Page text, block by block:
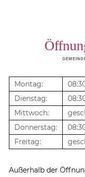
Montag:
Dienstag:
Mittwoch:
Donnerstag:
Freitag:
Außerhalb der